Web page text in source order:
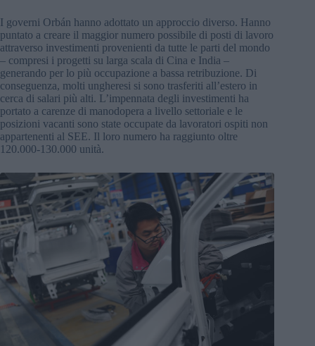
I governi Orbán hanno adottato un approccio diverso. Hanno
puntato a creare il maggior numero possibile di posti di lavoro
attraverso investimenti provenienti da tutte le parti del mondo
– compresi i progetti su larga scala di Cina e India –
generando per lo più occupazione a bassa retribuzione. Di
conseguenza, molti ungheresi si sono trasferiti all’estero in
cerca di salari più alti. L’impennata degli investimenti ha
portato a carenze di manodopera a livello settoriale e le
posizioni vacanti sono state occupate da lavoratori ospiti non
appartenenti al SEE. Il loro numero ha raggiunto oltre
120.000-130.000 unità.